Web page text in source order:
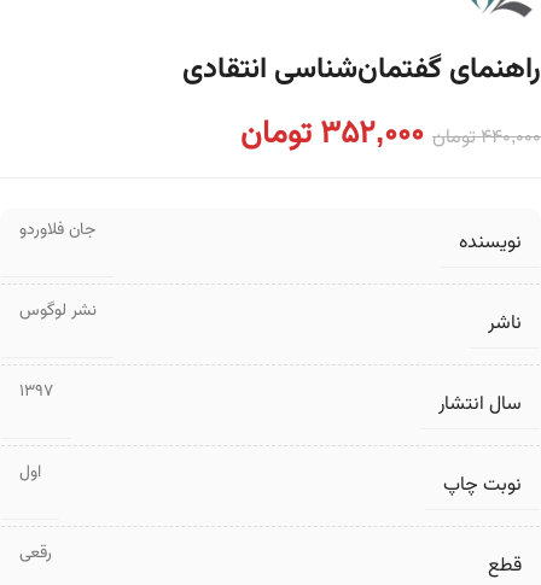
راهنمای گفتمان‌شناسی انتقادی
440,000تومان 352,000تومان
نویسنده جان فلاوردو
ناشر نشر لوگوس
سال انتشار 1397
نوبت چاپ اول
قطع رقعی